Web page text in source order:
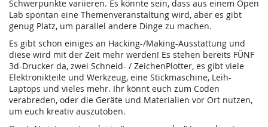
Schwerpunkte variieren. Es könnte sein, dass aus einem Open
Lab spontan eine Themenveranstaltung wird, aber es gibt
genug Platz, um parallel andere Dinge zu machen.
Es gibt schon einiges an Hacking-/Making-Ausstattung und
diese wird mit der Zeit mehr werden! Es stehen bereits FÜNF
3d-Drucker da, zwei Schneid- / ZeichenPlotter, es gibt viele
Elektronikteile und Werkzeug, eine Stickmaschine, Leih-
Laptops und vieles mehr. Ihr könnt euch zum Coden
verabreden, oder die Geräte und Materialien vor Ort nutzen,
um euch kreativ auszutoben.